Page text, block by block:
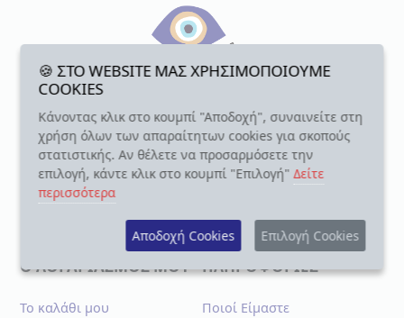
info@mandi.gr
22510 37007
Π. Κουντουριώτου 87
Ο ΛΟΓΑΡΙΑΣΜΟΣ ΜΟΥ
Το καλάθι μου
ΠΛΗΡΟΦΟΡΙΕΣ
Ποιοί Είμαστε
🍪 ΣΤΟ WEBSITE ΜΑΣ ΧΡΗΣΙΜΟΠΟΙΟΥΜΕ
COOKIES
Κάνοντας κλικ στο κουμπί "Αποδοχή", συναινείτε στη
χρήση όλων των απαραίτητων cookies για σκοπούς
στατιστικής. Αν θέλετε να προσαρμόσετε την
επιλογή, κάντε κλικ στο κουμπί "Επιλογή"Δείτε
περισσότερα
Αποδοχή Cookies Επιλογή Cookies